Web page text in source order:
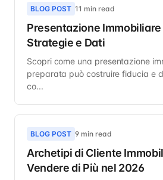
BLOG POST 11 min read
Presentazione
Strategie e Dati
Scopri come una presentazione
preparata può costruire fiducia e
co...
BLOG POST 9 min read
Archetipi di Cliente
Vendere di Più nel 2026